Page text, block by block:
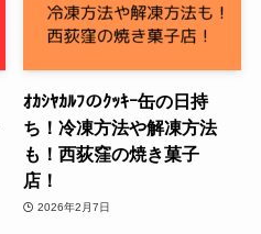
ｵｶｼﾔｶﾙﾌのｸｯｷｰ缶の日持
ち！冷凍方法や解凍方法
も！西荻窪の焼き菓子
店！
2026年2月7日